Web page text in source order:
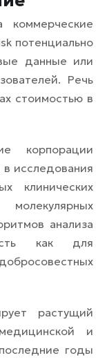
потенциально
данные или
Речь
стоимостью в
корпорации
исследования
клинических
анализа
как для
растущий
и
годы